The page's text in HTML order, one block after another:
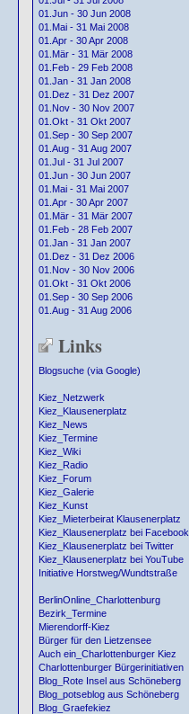
01.Jun - 30 Jun 2008
01.Mai - 31 Mai 2008
01.Apr - 30 Apr 2008
01.Mär - 31 Mär 2008
01.Feb - 29 Feb 2008
01.Jan - 31 Jan 2008
01.Dez - 31 Dez 2007
01.Nov - 30 Nov 2007
01.Okt - 31 Okt 2007
01.Sep - 30 Sep 2007
01.Aug - 31 Aug 2007
01.Jul - 31 Jul 2007
01.Jun - 30 Jun 2007
01.Mai - 31 Mai 2007
01.Apr - 30 Apr 2007
01.Mär - 31 Mär 2007
01.Feb - 28 Feb 2007
01.Jan - 31 Jan 2007
01.Dez - 31 Dez 2006
01.Nov - 30 Nov 2006
01.Okt - 31 Okt 2006
01.Sep - 30 Sep 2006
01.Aug - 31 Aug 2006
Links
Blogsuche (via Google)
Kiez_Netzwerk
Kiez_Klausenerplatz
Kiez_News
Kiez_Termine
Kiez_Wiki
Kiez_Radio
Kiez_Forum
Kiez_Galerie
Kiez_Kunst
Kiez_Mieterbeirat Klausenerplatz
Kiez_Klausenerplatz bei Facebook
Kiez_Klausenerplatz bei Twitter
Kiez_Klausenerplatz bei YouTube
Initiative Horstweg/Wundtstraße
BerlinOnline_Charlottenburg
Bezirk_Termine
Mierendorff-Kiez
Bürger für den Lietzensee
Auch ein_Charlottenburger Kiez
Charlottenburger Bürgerinitiativen
Blog_Rote Insel aus Schöneberg
Blog_potseblog aus Schöneberg
Blog_Graefekiez